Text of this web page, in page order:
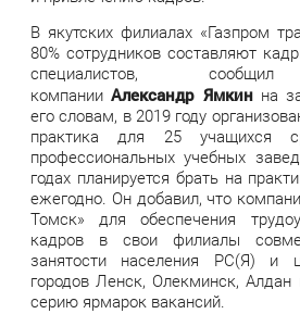
В якутских филиалах «Газпром
80% сотрудников составляют
специалистов, сообщил
компанииАлександр Ямкинна
его словам, в 2019 году
практика для 25 учащихся
профессиональных учебных
годах планируется брать на
ежегодно. Он добавил, что
Томск» для обеспечения
кадров в свои филиалы
занятости населения РС(Я) и
городов Ленск, Олекминск,
серию ярмарок вакансий.